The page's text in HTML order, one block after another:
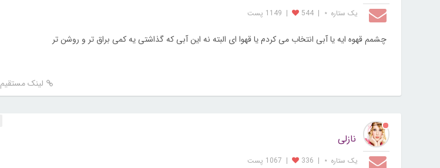
یک ستاره ⋆ |
544
| 1149 پست
چشمم قهوه ایه یا آبی انتخاب می کردم یا قهوا ای البته نه این آبی که گذاشتی یه کمی براق تر و روشن تر
لینک مستقیم
نازلی
یک ستاره ⋆ |
336
| 1067 پست